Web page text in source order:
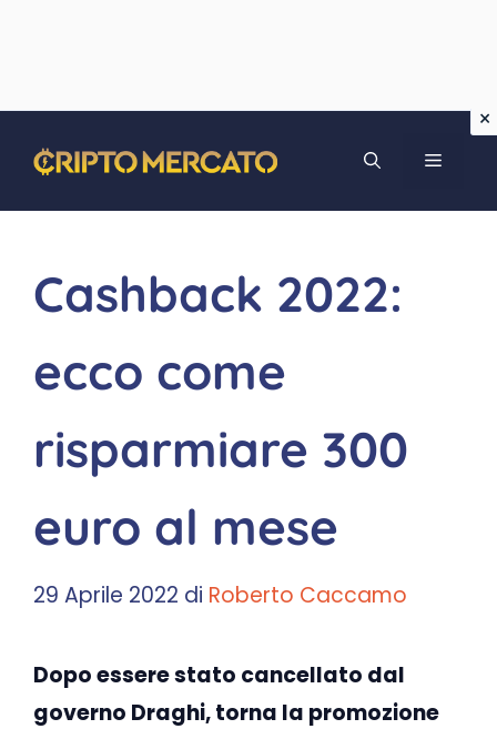
contenuto
MENU
Cashback 2022:
ecco come
risparmiare 300
euro al mese
29 Aprile 2022 di Roberto Caccamo
Dopo essere stato cancellato dal
governo Draghi, torna la promozione